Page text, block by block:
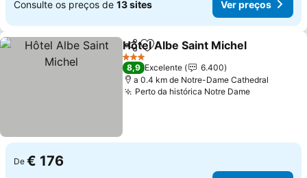
Consulte os preços de 13 sites Ver preços
PartilharAdicionar aos favoritos
Hôtel Albe Saint Michel
3 Estrelas
8,9 Excelente
6.400
a 0.4 km de Notre-Dame Cathedral
Perto da histórica Notre DameVer preços
De € 176